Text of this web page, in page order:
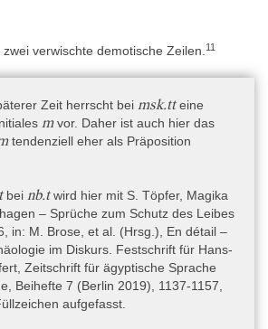
eine Reihe von Epitheta einer Göttin,
vom „Schutz des Leibes“ (urspr.: des
Erhalten sind hauptsächlich die
der Formel „ein anderer (Spruch)“
der Handlungsanweisungen, die die
erwähnen. An drei Stellen ist Platz für
gelassen, aber sie wurden nicht
in der oberen Hälfte von Fragment B
verwischte demotische Zeilen. 11
Zeit herrscht bei msk.tteine
mvor. Daher ist auch hier das
tendenziell eher als Präposition
tbei nb.twird hier mit S. Töpfer, Magika
– Sprüche zum Schutz des Leibes
in: M. Brose, et al. (Hrsg.), En détail –
im Diskurs. Festschrift für Hans-
Zeitschrift für ägyptische Sprache
Beihefte 7 (Berlin 2019), 1137-1157,
aufgefasst.